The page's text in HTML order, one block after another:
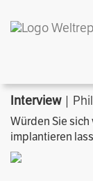
Interview|
Würden Sie sich
implantieren